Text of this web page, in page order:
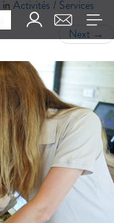
in Activités / Services
Next →